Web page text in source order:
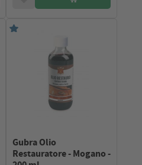
Gubra Olio
Restauratore - Mogano -